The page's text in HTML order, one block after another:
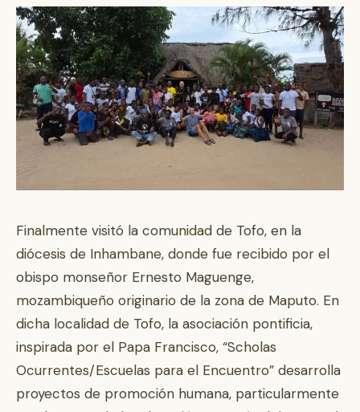
Finalmente visitó la comunidad de Tofo, en la
diócesis de Inhambane, donde fue recibido por el
obispo monseñor Ernesto Maguenge,
mozambiqueño originario de la zona de Maputo. En
dicha localidad de Tofo, la asociación pontificia,
inspirada por el Papa Francisco, “Scholas
Ocurrentes/Escuelas para el Encuentro” desarrolla
proyectos de promoción humana, particularmente